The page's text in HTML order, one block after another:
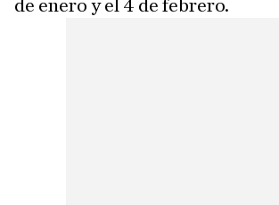
de enero y el 4 de febrero.